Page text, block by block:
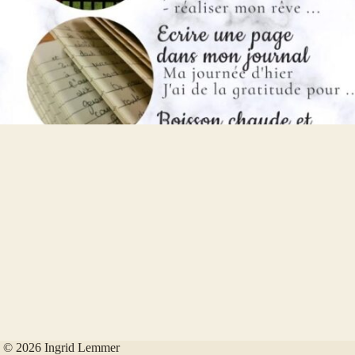
© 2026 Ingrid Lemmer